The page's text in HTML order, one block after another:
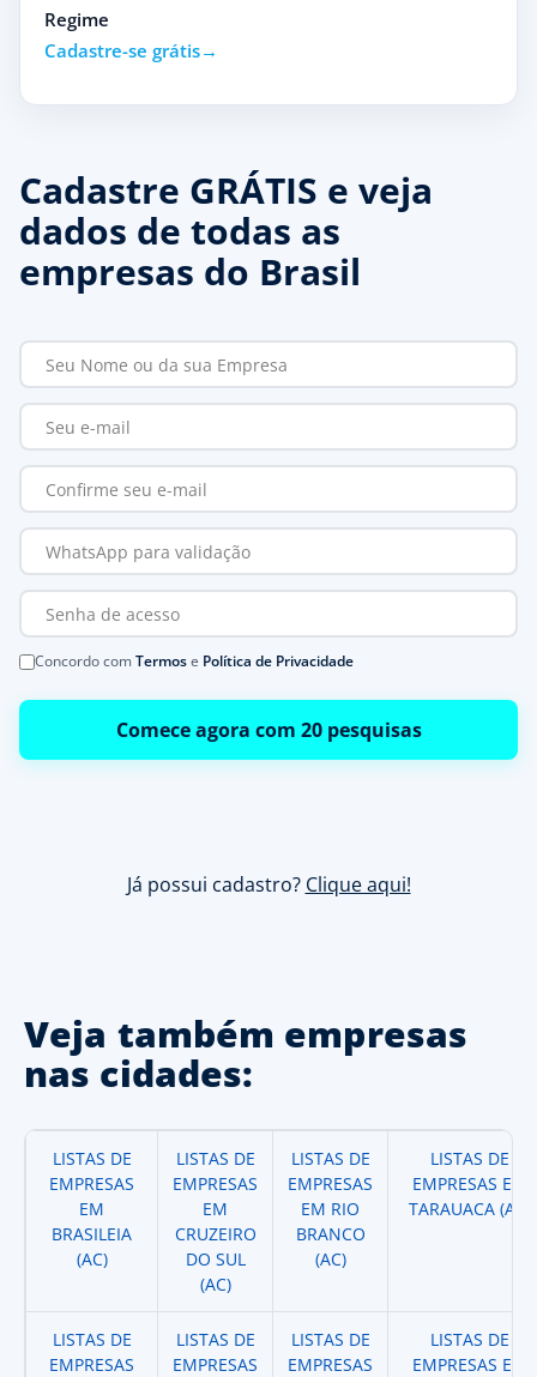
Regime
Cadastre-se grátis
Cadastre GRÁTIS e veja
dados de todas as
empresas do Brasil
Concordo comTermose Política de Privacidade
Comece agora com 20 pesquisas
Já possui cadastro? Clique aqui!
Veja também empresas
nas cidades:
LISTAS DE
EMPRESAS
EM
BRASILEIA
(AC)
LISTAS DE
EMPRESAS
EM
CRUZEIRO
DO SUL
(AC)
LISTAS DE
EMPRESAS
EM RIO
BRANCO
(AC)
LISTAS DE
EMPRESAS EM
TARAUACA (AC)
LISTAS DE
EMPRESAS
LISTAS DE
EMPRESAS
LISTAS DE
EMPRESAS
LISTAS DE
EMPRESAS EM